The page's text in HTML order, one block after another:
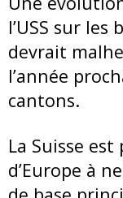
l’USS sur
devrait
l’année
cantons.
La Suisse
d’Europe à